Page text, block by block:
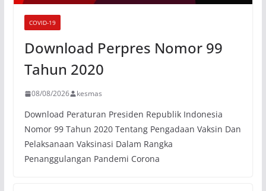
COVID-19
Download Perpres Nomor 99
Tahun 2020
08/08/2026 kesmas
Download Peraturan Presiden Republik Indonesia
Nomor 99 Tahun 2020 Tentang Pengadaan Vaksin Dan
Pelaksanaan Vaksinasi Dalam Rangka
Penanggulangan Pandemi Corona